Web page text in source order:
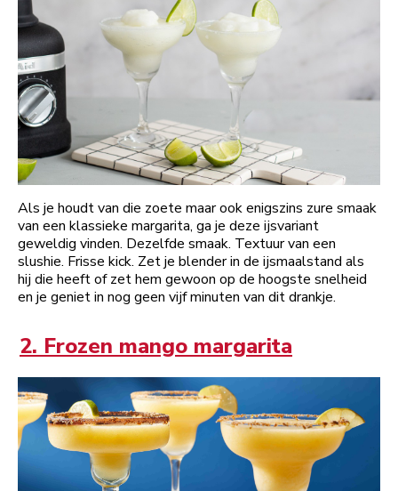
Als je houdt van die zoete maar ook enigszins zure smaak
van een klassieke margarita, ga je deze ijsvariant
geweldig vinden. Dezelfde smaak. Textuur van een
slushie. Frisse kick. Zet je blender in de ijsmaalstand als
hij die heeft of zet hem gewoon op de hoogste snelheid
en je geniet in nog geen vijf minuten van dit drankje.
2. Frozen mango margarita